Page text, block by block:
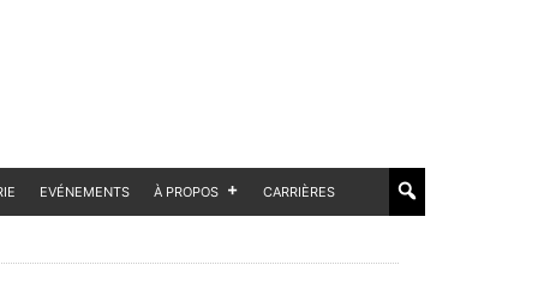
EVÉNEMENTS À PROPOS CARRIÈRES